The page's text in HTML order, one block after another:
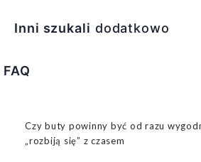
Inni szukali dodatkowo
FAQ
Czy buty powinny być od razu
„rozbiją się” z czasem